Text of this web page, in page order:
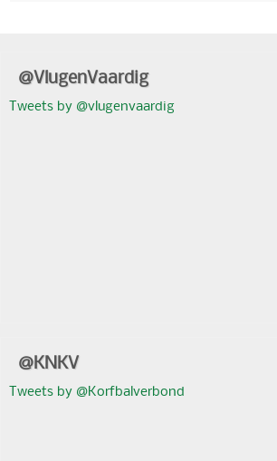
@VlugenVaardig
Tweets by @vlugenvaardig
@KNKV
Tweets by @Korfbalverbond